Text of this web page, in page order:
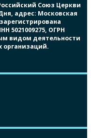
Союз Церкви
адрес: Московская
5021009275, ОГРН
видом деятельности
организаций.